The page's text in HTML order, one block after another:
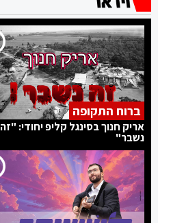
ברוח התקופה
אריק חנוך בסינגל קליפ יחודי: "זה
נשבר"